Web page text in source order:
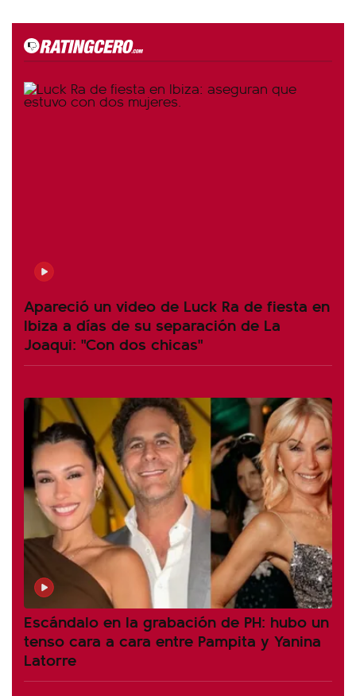
Apareció un video de Luck Ra de fiesta en
Ibiza a días de su separación de La
Joaqui: "Con dos chicas"
Escándalo en la grabación de PH: hubo un
tenso cara a cara entre Pampita y Yanina
Latorre